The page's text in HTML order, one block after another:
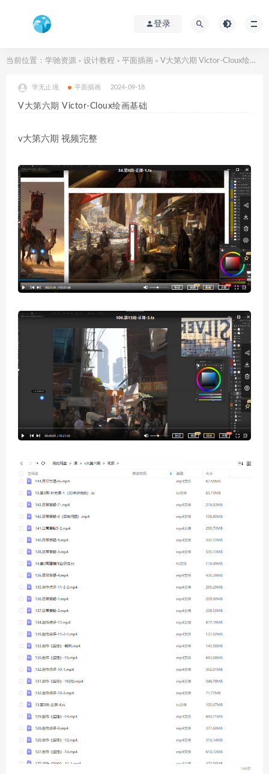
登录
当前位置： 学驰资源 > 设计教程 > 平面插画 > V大第六期 Victor-Cloux绘画基础
学无止境 平面插画 2024-09-18
V大第六期 Victor-Cloux绘画基础
v大第六期 视频完整